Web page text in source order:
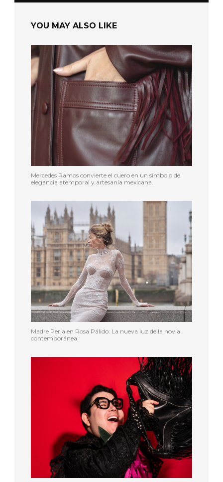
YOU MAY ALSO LIKE
Mercedes Ramos convierte el cuero en un símbolo de
elegancia atemporal y artesanía mexicana.
Madre Perla en Rosa Pálido: La nueva luz de la novia
contemporánea.